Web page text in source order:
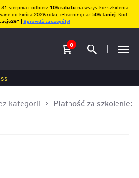
31 sierpnia i odbierz10% rabatu na wszystkie szkolenia
do końca 2026 roku, e-learningi aż 50% taniej. Kod:
| Sprawdź szczegóły!
0
kategorii
Płatność za szkolenie: